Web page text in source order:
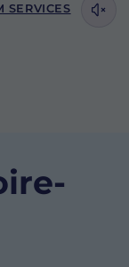
SERVICES